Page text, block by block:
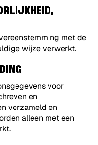
met de
wijze verwerkt.
voor
en
verzameld en
alleen met een